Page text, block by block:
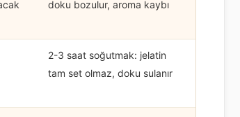
doku bozulur, aroma kaybı
2-3 saat soğutmak: jelatin
tam set olmaz, doku sulanır